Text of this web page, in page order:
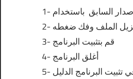
السابق
الملف وفك
3- قم بتثبيت البرنامج
4- أغلق البرنامج
البرنامج الدليل